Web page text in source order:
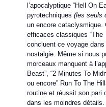
l’apocalyptique “Hell On
pyrotechniques (les seuls
un encore cataclysmique.
efficaces classiques “The
concluent ce voyage
nostalgie. Même si nous
morceaux manquent à
Beast”, “2 Minutes To
ou encore” Run To The
routine et réussit son pari
dans les moindres détails.